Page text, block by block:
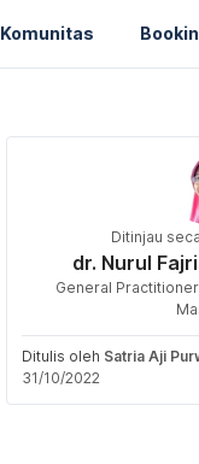
Komunitas
Ditinjau
dr. Nurul
General
Ditulis oleh Satria Aji
31/10/2022